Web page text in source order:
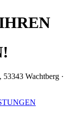
Wachtberg ·